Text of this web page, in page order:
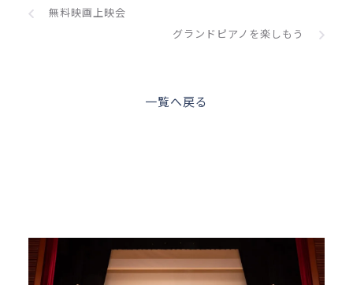
無料映画上映会
グランドピアノを楽しもう
一覧へ戻る